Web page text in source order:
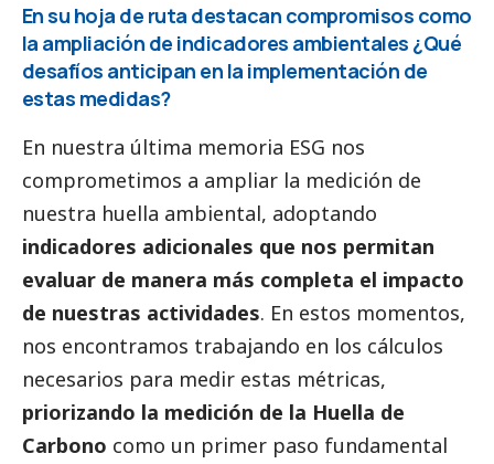
En su hoja de ruta destacan compromisos como
la ampliación de indicadores ambientales ¿Qué
desafíos anticipan en la implementación de
estas medidas?
En nuestra última memoria ESG nos
comprometimos a ampliar la medición de
nuestra huella ambiental, adoptando
indicadores adicionales que nos permitan
evaluar de manera más completa el impacto
de nuestras actividades. En estos momentos,
nos encontramos trabajando en los cálculos
necesarios para medir estas métricas,
priorizando la medición de la Huella de
Carbono como un primer paso fundamental